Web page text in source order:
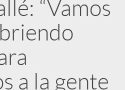
“Vamos
a la gente